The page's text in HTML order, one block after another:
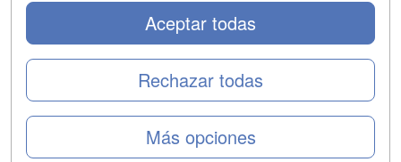
Copyright 2000-2026 Formazion Web, S.L. - Calle
Fermín Caballero, 62 - 28034 Madrid Tel: 91 533 70 78
Más opciones
Rechazar todas
Aceptar todas